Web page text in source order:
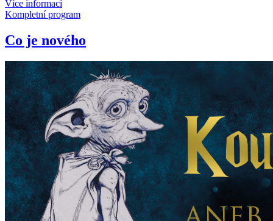
Více informací
Kompletní program
Co je nového